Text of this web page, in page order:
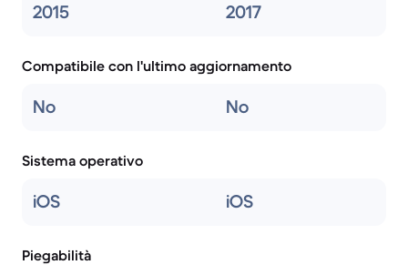
2015 2017
Compatibile con l'ultimo aggiornamento
No No
Sistema operativo
iOS iOS
Piegabilità